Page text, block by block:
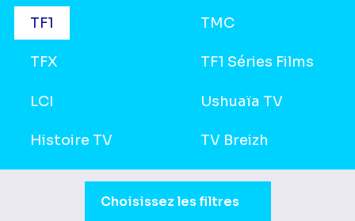
Grilles
TF1 TMC
TFX TF1 Séries Films
LCI Ushuaïa TV
Histoire TV TV Breizh
Choisissez les filtres